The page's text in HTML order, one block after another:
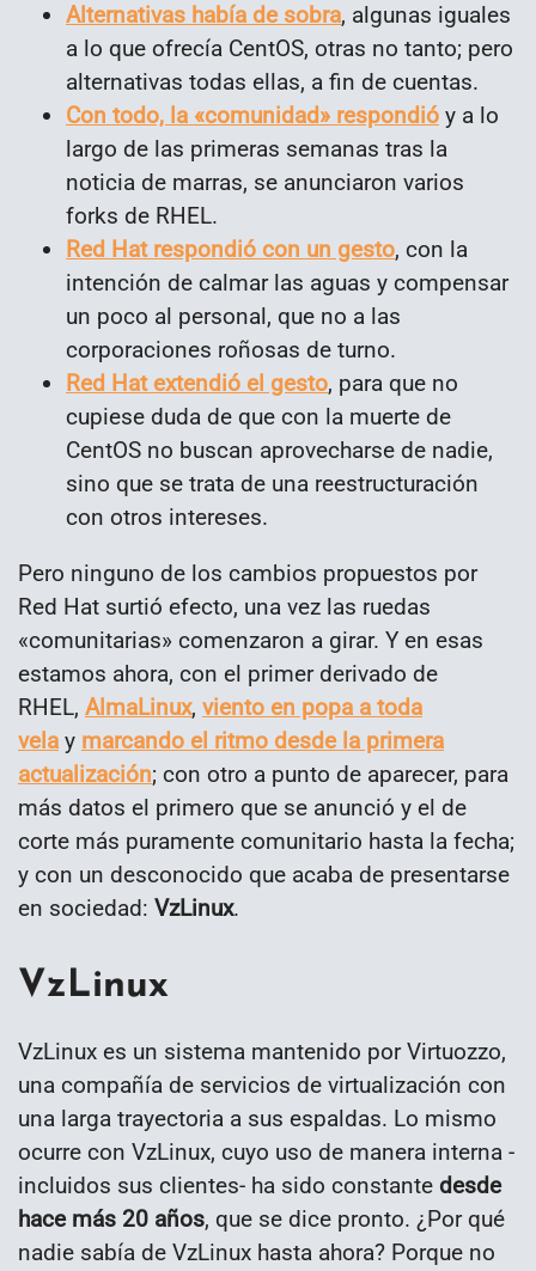
Alternativas había de sobra, algunas iguales
a lo que ofrecía CentOS, otras no tanto; pero
alternativas todas ellas, a fin de cuentas.
Con todo, la «comunidad» respondió y a lo
largo de las primeras semanas tras la
noticia de marras, se anunciaron varios
forks de RHEL.
Red Hat respondió con un gesto, con la
intención de calmar las aguas y compensar
un poco al personal, que no a las
corporaciones roñosas de turno.
Red Hat extendió el gesto, para que no
cupiese duda de que con la muerte de
CentOS no buscan aprovecharse de nadie,
sino que se trata de una reestructuración
con otros intereses.
Pero ninguno de los cambios propuestos por
Red Hat surtió efecto, una vez las ruedas
«comunitarias» comenzaron a girar. Y en esas
estamos ahora, con el primer derivado de
RHEL, AlmaLinux, viento en popa a toda
vela y marcando el ritmo desde la primera
actualización; con otro a punto de aparecer, para
más datos el primero que se anunció y el de
corte más puramente comunitario hasta la fecha;
y con un desconocido que acaba de presentarse
en sociedad: VzLinux.
VzLinux
VzLinux es un sistema mantenido por Virtuozzo,
una compañía de servicios de virtualización con
una larga trayectoria a sus espaldas. Lo mismo
ocurre con VzLinux, cuyo uso de manera interna -
incluidos sus clientes- ha sido constante desde
hace más 20 años, que se dice pronto. ¿Por qué
nadie sabía de VzLinux hasta ahora? Porque no